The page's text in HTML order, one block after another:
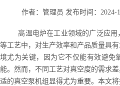
作者：管理员 发布时间：2024-
高温电炉在工业领域的广泛应
等工艺中，对生产效率和产品质量具
境尤为关键，因为它不仅能有效避免
能。然而，不同工艺对真空度的需求
适的真空泵机组显得尤为重要。本文